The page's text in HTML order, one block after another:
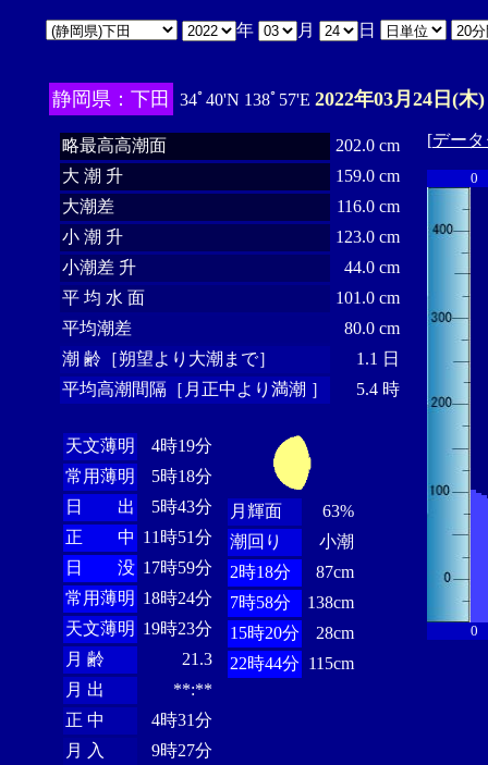
年 月 日
静岡県：下田 34ﾟ40'N 138ﾟ57'E 2022年03月24日(木)
略最高高潮面
202.0 cm
大 潮 升
159.0 cm
大潮差
116.0 cm
小 潮 升
123.0 cm
小潮差 升
44.0 cm
平 均 水 面
101.0 cm
平均潮差
80.0 cm
潮 齢［朔望より大潮まで］
1.1 日
平均高潮間隔［月正中より満潮 ］
5.4 時
天文薄明
4時19分
常用薄明
5時18分
日 出
5時43分
正 中 11時51分
日 没 17時59分
常用薄明 18時24分
天文薄明 19時23分
月 齢
21.3
月 出
**:**
正 中
4時31分
月 入
9時27分
月輝面
63%
潮回り
小潮
2時18分
87cm
7時58分
138cm
15時20分
28cm
22時44分 115cm
[デー
0
0